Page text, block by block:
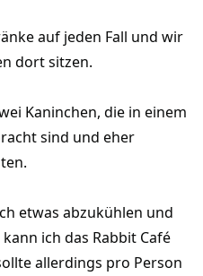
auf jeden Fall und wir
dort sitzen.
Kaninchen, die in einem
sind und eher
etwas abzukühlen und
ich das Rabbit Café
allerdings pro Person